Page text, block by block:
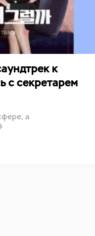
к
с секретарем
а